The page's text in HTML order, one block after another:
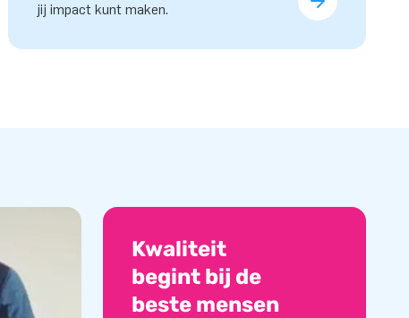
jij impact kunt maken.
Kwaliteit
begint bij de
beste mensen